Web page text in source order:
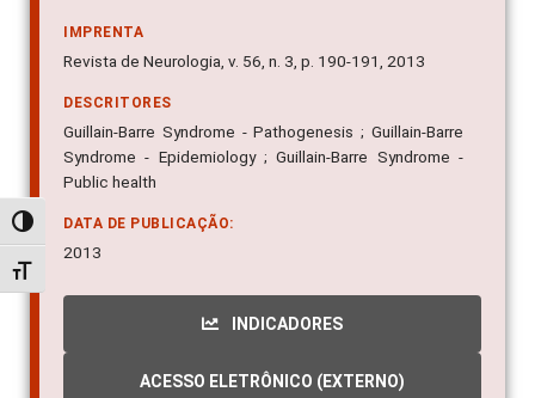
Alternar alto contraste
Alternar tamanho da fonte
IMPRENTA
Revista de Neurologia, v. 56, n. 3, p. 190-191, 2013
DESCRITORES
Guillain-Barre Syndrome - Pathogenesis ; Guillain-Barre
Syndrome - Epidemiology ; Guillain-Barre Syndrome -
Public health
DATA DE PUBLICAÇÃO:
2013
INDICADORES
ACESSO ELETRÔNICO (EXTERNO)